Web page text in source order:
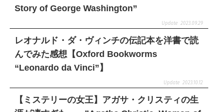
Story of George Washington”
2023.09.29
レオナルド・ダ・ヴィンチの伝記本を洋書で読
んでみた感想【Oxford Bookworms
“Leonardo da Vinci”】
2023.10.12
【ミステリーの女王】アガサ・クリスティの生